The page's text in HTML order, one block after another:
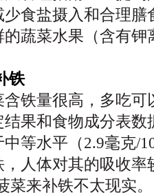
食盐摄入和合理膳
蔬菜水果（含有钾
铁
量很高，多吃可
果和食物成分表数
等水平（2.9毫克/
人体对其的吸收率
菜来补铁不太现实。